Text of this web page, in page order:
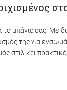
το μπάνιο σας. Με
της για
στιλ και